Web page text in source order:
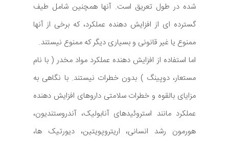
شده در طول تعریق است. آنها همچنین شامل طیف
گسترده ای از افزایش دهنده عملکرد، که برخی از آنها
ممنوع یا غیر قانونی و بسیاری دیگر که ممنوع نیستند.
اما استفاده از افزایش دهنده عملکرد مواد مخدر ( با نام
مستعار، دوپینگ ) بدون خطرات نیستند. با نگاهی به
مزایای بالقوه و خطرات سلامتی داروهای افزایش دهنده
عملکرد مانند استروئیدهای آنابولیک، آندروستندیون،
هورمون رشد انسانی، اریتروپویتین، دیورتیک ها،